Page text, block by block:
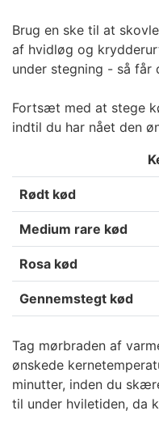
Brug en ske til at
af hvidløg og
under stegning - så
Fortsæt med at stege
indtil du har nået den
Rødt kød
Medium rare kød
Rosa kød
Gennemstegt kød
Tag mørbraden af
ønskede
minutter, inden du
til under hviletiden, da